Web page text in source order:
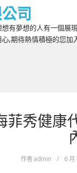
司
有夢想的人有一個展
,期待熱情積極的您加
菲秀健康
作者admin / 6 月